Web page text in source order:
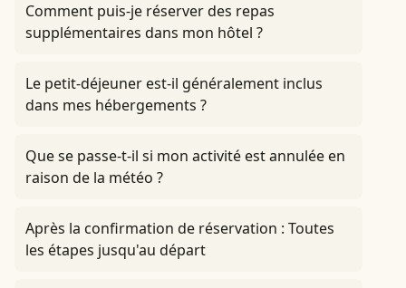
Comment puis-je réserver des repas
supplémentaires dans mon hôtel ?
Le petit-déjeuner est-il généralement inclus
dans mes hébergements ?
Que se passe-t-il si mon activité est annulée en
raison de la météo ?
Après la confirmation de réservation : Toutes
les étapes jusqu'au départ